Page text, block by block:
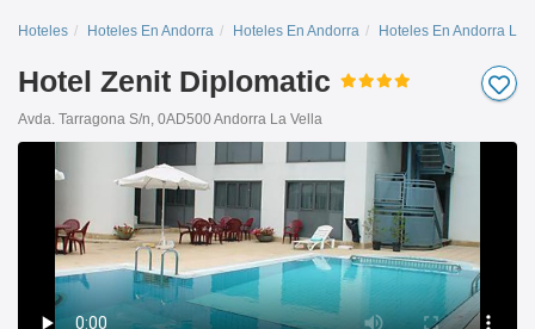
Hoteles Hoteles En Andorra Hoteles En Andorra Hoteles En Andorra La
Hotel Zenit Diplomatic
Avda. Tarragona S/n, 0AD500 Andorra La Vella